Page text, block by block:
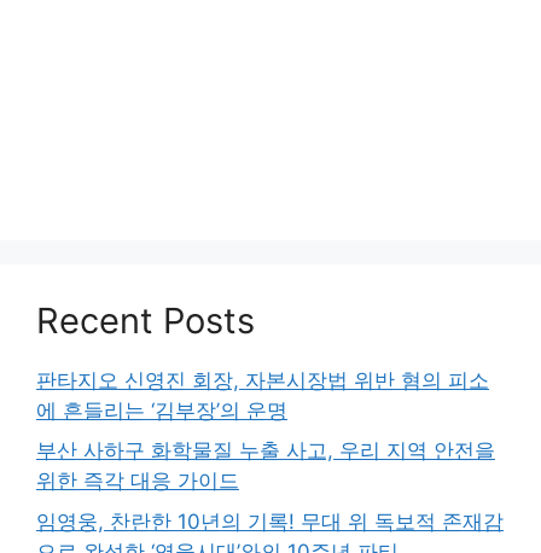
Recent Posts
판타지오 신영진 회장, 자본시장법 위반 혐의 피소
에 흔들리는 ‘김부장’의 운명
부산 사하구 화학물질 누출 사고, 우리 지역 안전을
위한 즉각 대응 가이드
임영웅, 찬란한 10년의 기록! 무대 위 독보적 존재감